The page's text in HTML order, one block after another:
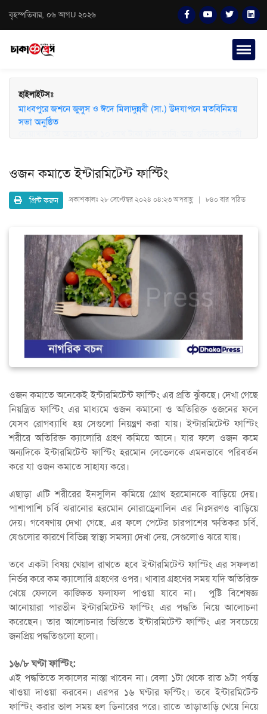
বৃহস্পতিবার, ০৬ আগU ২০২৬
হাইলাইটসঃ
মাধবপুরে জশনে জুলুস ও ঈদে মিলাদুন্নবী (সা.) উদযাপনে মতবিনিময়
সভা অনুষ্ঠিত
ওজন কমাতে ইন্টারমিটেন্ট ফাস্টিং
প্রিন্ট করুন প্রকাশকালঃ ২৮ সেপ্টেম্বর ২০২৪ ০৪:২৩ অপরাহ্ণ | ৮৪০ বার পঠিত
ওজন কমাতে অনেকেই ইন্টারমিটেন্ট ফাস্টিং এর প্রতি ঝুঁকছে। দেখা গেছে
নিয়ন্ত্রিত ফাস্টিং এর মাধ্যমে ওজন কমানো ও অতিরিক্ত ওজনের ফলে
যেসব রোগব্যাধি হয় সেগুলো নিয়ন্ত্রণ করা যায়। ইন্টারমিটেন্ট ফাস্টিং
শরীরে অতিরিক্ত ক্যালোরি গ্রহণ কমিয়ে আনে। যার ফলে ওজন কমে
অন্যদিকে ইন্টারমিটেন্ট ফাস্টিং হরমোন লেভেলকে এমনভাবে পরিবর্তন
করে যা ওজন কমাতে সাহায্য করে।
এছাড়া এটি শরীরের ইনসুলিন কমিয়ে গ্রোথ হরমোনকে বাড়িয়ে দেয়।
পাশাপাশি চর্বি ঝরানোর হরমোন নোরাড্রেনালিন এর নিঃসরণও বাড়িয়ে
দেয়। গবেষণায় দেখা গেছে, এর ফলে পেটের চারপাশের ক্ষতিকর চর্বি,
যেগুলোর কারণে বিভিন্ন স্বাস্থ্য সমস্যা দেখা দেয়, সেগুলোও ঝরে যায়।
তবে একটা বিষয় খেয়াল রাখতে হবে ইন্টারমিটেন্ট ফাস্টিং এর সফলতা
নির্ভর করে কম ক্যালোরি গ্রহণের ওপর। খাবার গ্রহণের সময় যদি অতিরিক্ত
খেয়ে ফেললে কাঙ্ক্ষিত ফলাফল পাওয়া যাবে না। পুষ্টি বিশেষজ্ঞ
আনোয়ারা পারভীন ইন্টারমিটেন্ট ফাস্টিং এর পদ্ধতি নিয়ে আলোচনা
করেছেন। তার আলোচনার ভিত্তিতে ইন্টারমিটেন্ট ফাস্টিং এর সবচেয়ে
জনপ্রিয় পদ্ধতিগুলো হলো।
১৬/৮ ঘণ্টা ফাস্টিং:
এই পদ্ধতিতে সকালের নাস্তা খাবেন না। বেলা ১টা থেকে রাত ৯টা পর্যন্ত
খাওয়া দাওয়া করবেন। এরপর ১৬ ঘণ্টার ফস্টিং। তবে ইন্টারমিটেন্ট
ফাস্টিং করার ভাল সময় হল ডিনারের পরে। রাতে তাড়াতাড়ি খেয়ে নিয়ে